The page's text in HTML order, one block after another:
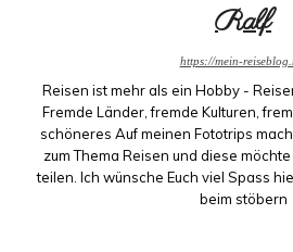
Ralf
https://mein-
Reisen ist mehr als ein Hobby -
Fremde Länder, fremde Kulturen,
schöneres Auf meinen Fototrips
zum Thema Reisen und diese
teilen. Ich wünsche Euch viel Spass
beim stöbern